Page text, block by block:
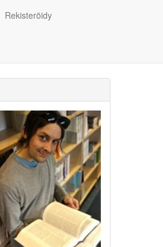
Rekisteröidy